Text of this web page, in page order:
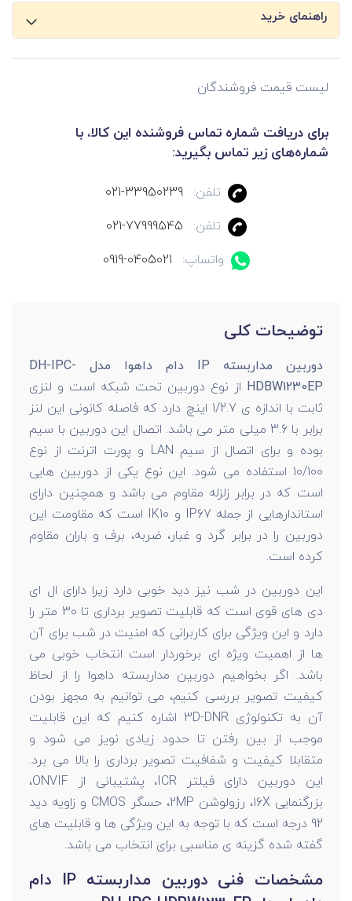
راهنمای خرید
لیست قیمت فروشندگان
برای دریافت شماره تماس فروشنده این کالا، با
شماره‌های زیر تماس بگیرید:
تلفن:
021-33950239
تلفن:
021-77999545
واتساپ:
0919-0405021
توضیحات کلی
دوربین مداربسته IP دام داهوا مدل DH-IPC-
HDBW1230EP از نوع دوربین تحت شبکه است و لنزی
ثابت با اندازه ی 1/2.7 اینچ دارد که فاصله کانونی این لنز
برابر با 3.6 میلی متر می باشد. اتصال این دوربین با سیم
بوده و برای اتصال از سیم LAN و پورت اترنت از نوع
10/100 استفاده می شود. این نوع یکی از دوربین هایی
است که در برابر زلزله مقاوم می باشد و همچنین دارای
استاندارهایی از جمله IP67 و IK10 است که مقاومت این
دوربین را در برابر گرد و غبار، ضربه، برف و باران مقاوم
کرده است.
این دوربین در شب نیز دید خوبی دارد زیرا دارای ال ای
دی های قوی است که قابلیت تصویر برداری تا 30 متر را
دارد و این ویژگی برای کاربرانی که امنیت در شب برای آن
ها از اهمیت ویژه ای برخوردار است انتخاب خوبی می
باشد. اگر بخواهیم دوربین مداربسته داهوا را از لحاظ
کیفیت تصویر بررسی کنیم، می توانیم به مجهز بودن
آن به تکنولوژی 3D-DNR اشاره کنیم که این قابلیت
موجب از بین رفتن تا حدود زیادی نویز می شود و
متقابلا کیفیت و شفافیت تصویر برداری را بالا می برد.
این دوربین دارای فیلتر ICR، پشتيبانی از ONVIF،
بزرگنمایی 16X، رزولوشن 2MP، حسگر CMOS و زاویه دید
92 درجه است که با توجه به این ویژگی ها و قابلیت های
گفته شده گزینه ی مناسبی برای انتخاب می باشد.
مشخصات فنی دوربین مداربسته IP دام